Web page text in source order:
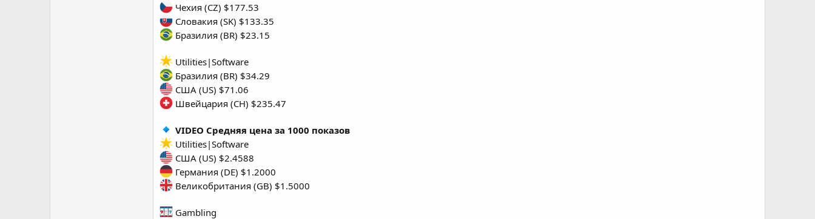
Чехия (CZ) $177.53
Словакия (SK) $133.35
Бразилия (BR) $23.15
Utilities|Software
Бразилия (BR) $34.29
США (US) $71.06
Швейцария (CH) $235.47
VIDEO Средняя цена за 1000 показов
Utilities|Software
США (US) $2.4588
Германия (DE) $1.2000
Великобритания (GB) $1.5000
Gambling